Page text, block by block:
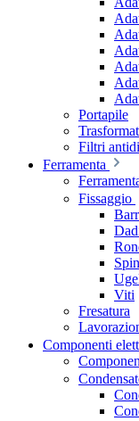
Portapile
Filtri
Ferramenta
Fissaggio
Viti
Fresatura
Componenti